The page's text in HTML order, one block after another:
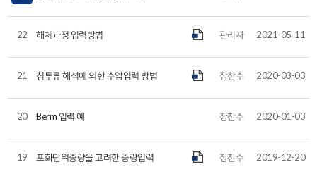
22 해체과정 입력방법 관리자 2021-05-11
21 침투류 해석에 의한 수압입력 방법 장찬수 2020-03-03
20 Berm 입력 예 장찬수 2020-01-03
19 포화단위중량을 고려한 중량입력 장찬수 2019-12-20